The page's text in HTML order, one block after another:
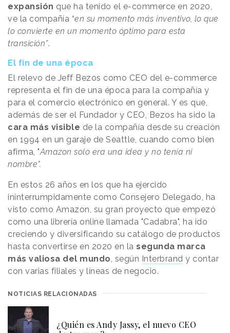
expansión que ha tenido el e-commerce en 2020,
ve la compañía “en su momento más inventivo, lo que
lo convierte en un momento óptimo para esta
transición”.
El fin de una época
El relevo de Jeff Bezos como CEO del e-commerce
representa el fin de una época para la compañía y
para el comercio electrónico en general. Y es que,
además de ser el Fundador y CEO, Bezos ha sido la
cara más visible de la compañía desde su creación
en 1994 en un garaje de Seattle, cuando como bien
afirma, "Amazon solo era una idea y no tenía ni
nombre".
En estos 26 años en los que ha ejercido
ininterrumpidamente como Consejero Delegado, ha
visto como Amazon, su gran proyecto que empezó
como una librería online llamada "Cadabra", ha ido
creciendo y diversificando su catálogo de productos
hasta convertirse en 2020 en la segunda marca
más valiosa del mundo, según Interbrand y contar
con varias filiales y líneas de negocio.
NOTICIAS RELACIONADAS
¿Quién es Andy Jassy, el nuevo CEO